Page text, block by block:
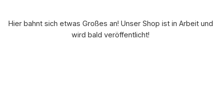
Hier bahnt sich etwas Großes an! Unser Shop ist in Arbeit und
wird bald veröffentlicht!